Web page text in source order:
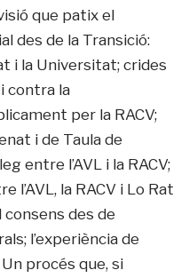
que patix el
des de la Transició:
i la Universitat; crides
contra la
per la RACV;
i de Taula de
entre l’AVL i la RACV;
l’AVL, la RACV i Lo Rat
consens des de
l’experiència de
procés que, si